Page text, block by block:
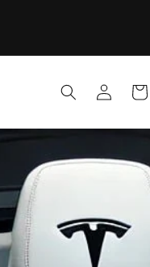
connecter
Panier